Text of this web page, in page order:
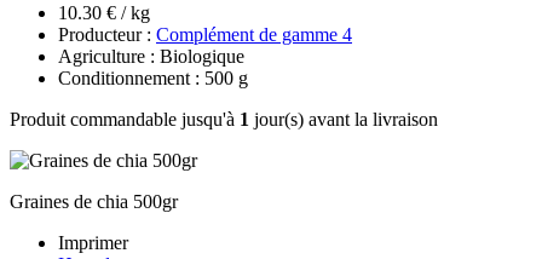
10.30 € / kg
Producteur : Complément de gamme 4
Agriculture : Biologique
Conditionnement : 500 g
Produit commandable jusqu'à 1 jour(s) avant la livraison
Graines de chia 500gr
Imprimer